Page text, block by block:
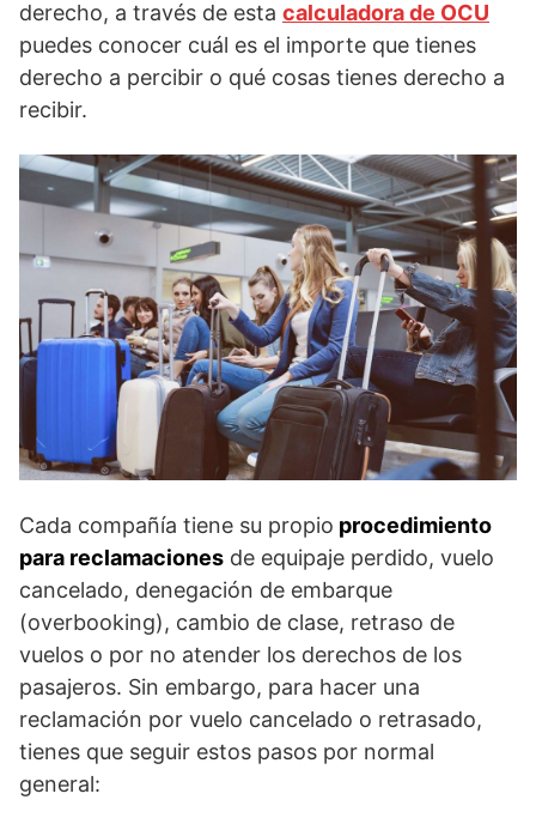
derecho, a través de esta calculadora de OCU
puedes conocer cuál es el importe que tienes
derecho a percibir o qué cosas tienes derecho a
recibir.
Cada compañía tiene su propio procedimiento
para reclamaciones de equipaje perdido, vuelo
cancelado, denegación de embarque
(overbooking), cambio de clase, retraso de
vuelos o por no atender los derechos de los
pasajeros. Sin embargo, para hacer una
reclamación por vuelo cancelado o retrasado,
tienes que seguir estos pasos por normal
general: